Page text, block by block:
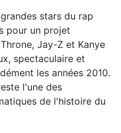
stars du rap
pour un projet
Jay-Z et Kanye
spectaculaire et
les années 2010.
l'une des
de l'histoire du